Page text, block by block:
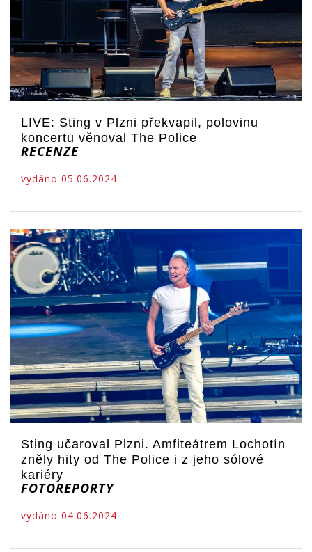
LIVE: Sting v Plzni překvapil, polovinu
koncertu věnoval The Police
RECENZE
vydáno 05.06.2024
Sting učaroval Plzni. Amfiteátrem Lochotín
zněly hity od The Police i z jeho sólové
kariéry
FOTOREPORTY
vydáno 04.06.2024